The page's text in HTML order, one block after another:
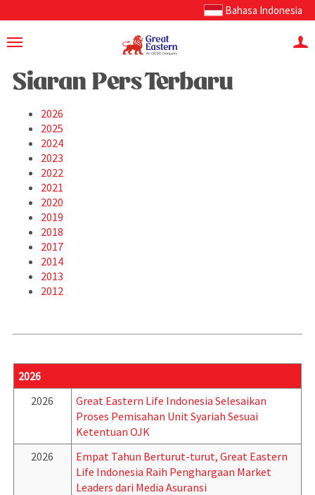
Bahasa Indonesia
Siaran Pers Terbaru
2026
2025
2024
2023
2022
2021
2020
2019
2018
2017
2014
2013
2012
2026
2026
Great Eastern Life Indonesia Selesaikan
Proses Pemisahan Unit Syariah Sesuai
Ketentuan OJK
2026
Empat Tahun Berturut-turut, Great Eastern
Life Indonesia Raih Penghargaan Market
Leaders dari Media Asuransi